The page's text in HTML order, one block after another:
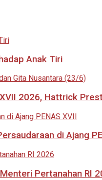
Anak Tiri
2026, Hattrick
di Ajang
Pertanahan RI